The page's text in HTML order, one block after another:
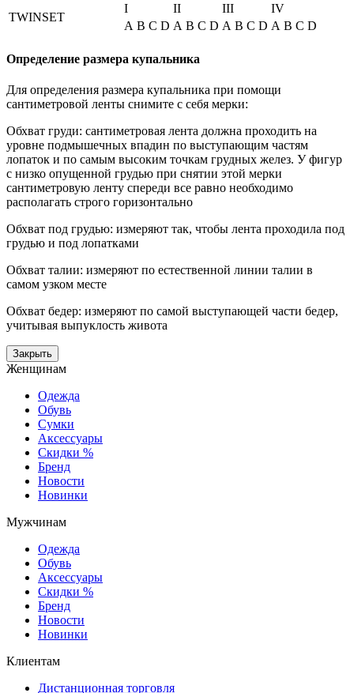
TWINSET
I II III
IV
A B C D A B C D A B C D A B C D
Определение размера купальника
Для определения размера купальника при помощи
сантиметровой ленты снимите с себя мерки:
Обхват груди: сантиметровая лента должна проходить на
уровне подмышечных впадин по выступающим частям
лопаток и по самым высоким точкам грудных желез. У фигур
с низко опущенной грудью при снятии этой мерки
сантиметровую ленту спереди все равно необходимо
располагать строго горизонтально
Обхват под грудью: измеряют так, чтобы лента проходила под
грудью и под лопатками
Обхват талии: измеряют по естественной линии талии в
самом узком месте
Обхват бедер: измеряют по самой выступающей части бедер,
учитывая выпуклость живота
Закрыть
Женщинам
Одежда
Обувь
Сумки
Аксессуары
Скидки %
Бренд
Новости
Новинки
Мужчинам
Одежда
Обувь
Аксессуары
Скидки %
Бренд
Новости
Новинки
Клиентам
Дистанционная торговля